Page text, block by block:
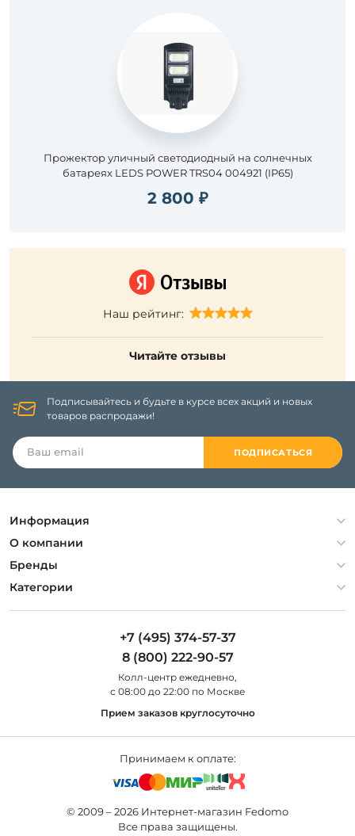
Прожектор уличный светодиодный на солнечных
батареях LEDS POWER TRS04 004921 (IP65)
2 800 ₽
Наш рейтинг:
Читайте отзывы
Подписывайтесь и будьте в курсе всех акций и новых
товаров распродажи!
ПОДПИСАТЬСЯ
Информация
Политика конфиденциальности
Гарантия
Оплата и доставка
О компании
О компании
Контакты
Бренды
Artelamp
Категории
Люстры
Уличные светильники
+7 (495) 374-57-37
8 (800) 222-90-57
Колл-центр eжедневно,
с 08:00 до 22:00 по Москве
Прием заказов круглосуточно
Принимаем к оплате:
© 2009 – 2026 Интернет-магазин Fedomo
Все права защищены.